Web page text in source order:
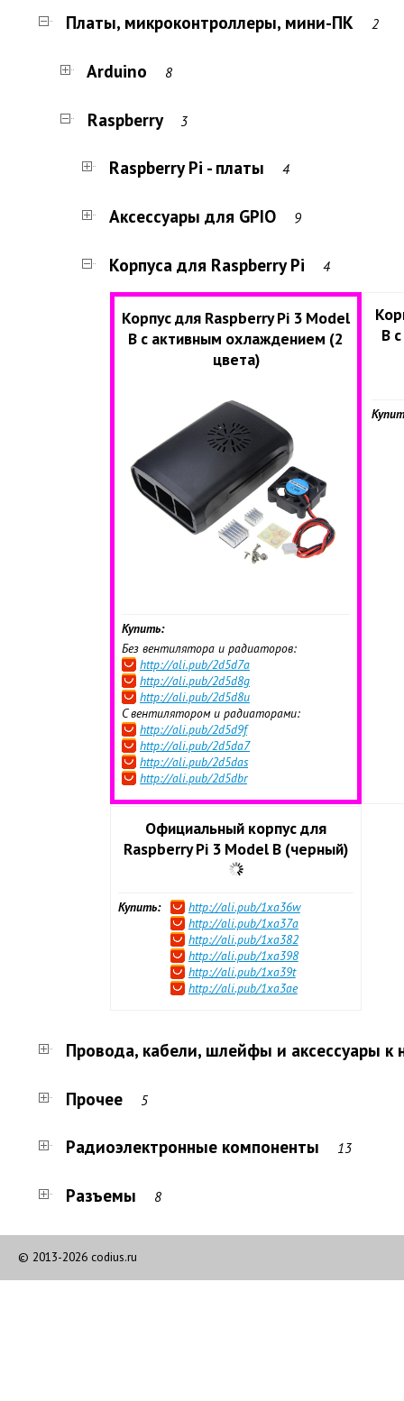
Платы, микроконтроллеры, мини-ПК 2
Arduino 8
Raspberry 3
Raspberry Pi - платы 4
Аксессуары для GPIO 9
Корпуса для Raspberry Pi 4
Корпус для Raspberry Pi 3 Model
B с активным охлаждением (2
цвета)
Купить:
Без вентилятора и радиаторов:
http://ali.pub/2d5d7a
http://ali.pub/2d5d8g
http://ali.pub/2d5d8u
C вентилятором и радиаторами:
http://ali.pub/2d5d9f
http://ali.pub/2d5da7
http://ali.pub/2d5das
http://ali.pub/2d5dbr
B
Официальный корпус для
Raspberry Pi 3 Model B (черный)
Купить:
http://ali.pub/1xa36w
http://ali.pub/1xa37a
http://ali.pub/1xa382
http://ali.pub/1xa398
http://ali.pub/1xa39t
http://ali.pub/1xa3ae
Провода, кабели, шлейфы и аксессуары к
Прочее 5
Радиоэлектронные компоненты 13
Разъемы 8
© 2013-2026 codius.ru